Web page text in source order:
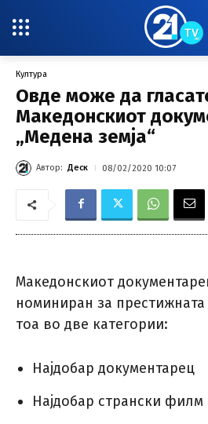
Култура
Овде може да
Македонскиот
„Медена земја“
Автор: Деск 08/02/2020 10:07
Македонскиот
номиниран за
тоа во две категории:
Најдобар документарец
Најдобар странски филм